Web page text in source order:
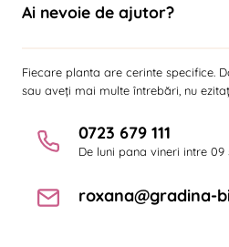
Ai nevoie de ajutor?
Fiecare planta are cerinte specifice.
sau aveți mai multe întrebări, nu
0723 679 111
De luni pana vineri intre 09
roxana@gradina-